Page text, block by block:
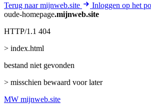
Terug naar mijnweb.site
Inloggen op het
oude-homepage.mijnweb.site
HTTP/1.1 404
> index.html
bestand niet gevonden
> misschien bewaard voor later
MW mijnweb.site